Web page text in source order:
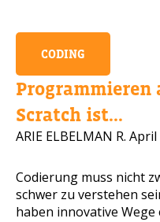
CODING
Programmieren
Scratch ist...
ARIE ELBELMAN R. April
Codierung muss nicht
schwer zu verstehen
haben innovative Wege